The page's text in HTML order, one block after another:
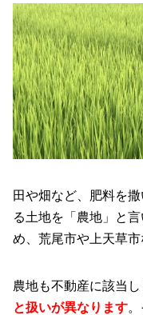
田や畑など、肥料を
る土地を「農地」と
め、荒尾市や上天草
農地も不動産に該当
と扱いが異なります